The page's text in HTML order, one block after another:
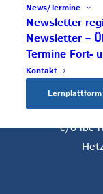
News/Termine
Newsletter
Newsletter –
Termine Fort-
Kontakt
Lernplattform
c/o ibc